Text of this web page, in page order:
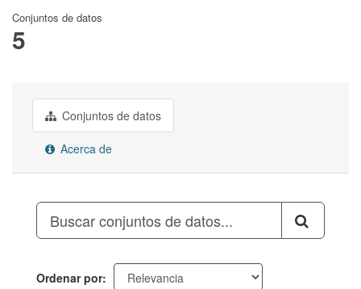
Conjuntos de datos
5
Conjuntos de datos
Acerca de
Ordenar por